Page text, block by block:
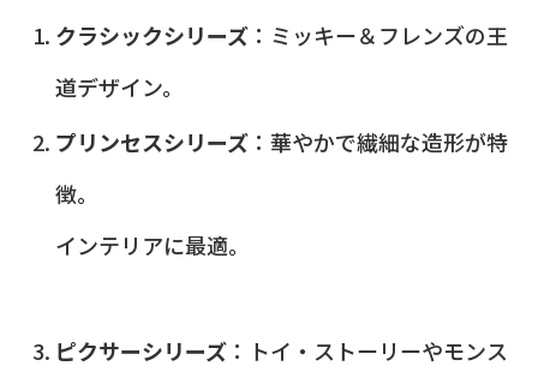
クラシックシリーズ：ミッキー＆フレンズの王
道デザイン。
プリンセスシリーズ：華やかで繊細な造形が特
徴。
インテリアに最適。
ピクサーシリーズ：トイ・ストーリーやモンス